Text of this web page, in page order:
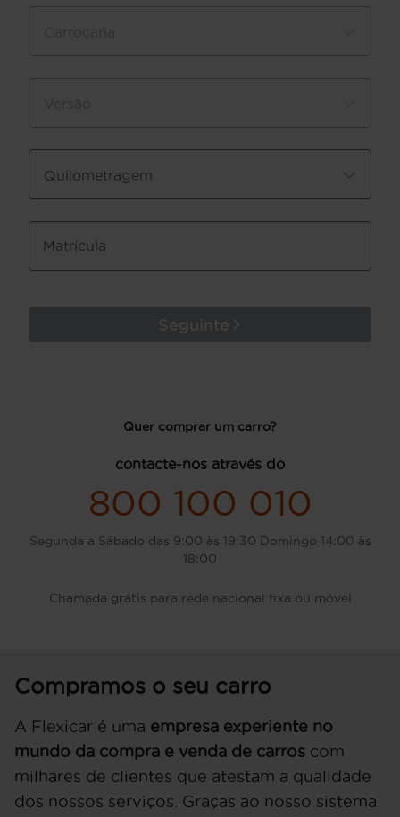
Quilometragem
Matrícula
Quer comprar um carro?
contacte-nos através do
800 100 010
Segunda a Sábado das 9:00 às 19:30 Domingo 14:00 às
18:00
Chamada grátis para rede nacional fixa ou móvel
Compramos o seu carro
A Flexicar é uma empresa experiente no
mundo da compra e venda de carros com
milhares de clientes que atestam a qualidade
dos nossos serviços. Graças ao nosso sistema